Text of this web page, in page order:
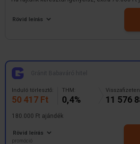
Rövid leírás
Induló törlesztő:
50 417 Ft
THM:
0,4% 11 576
180.000 Ft ajándék
Rövid leírás
promóció